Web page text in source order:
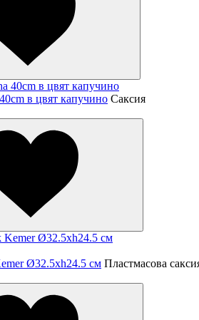
в цвят капучино Саксия
Ø32.5xh24.5 см Пластмасова